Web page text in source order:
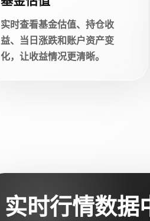
实时查看基金估值、持仓收
益、当日涨跌和账户资产变
化，让收益情况更清晰。
实时行情数据